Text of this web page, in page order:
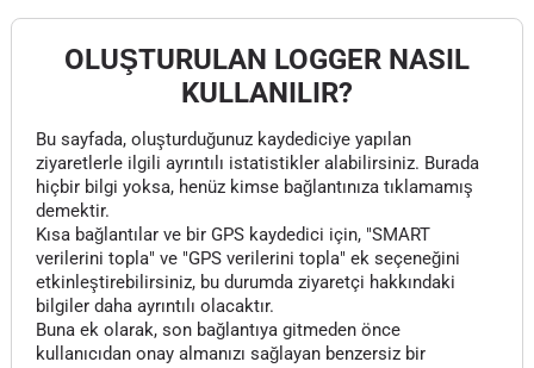
OLUŞTURULAN LOGGER NASIL
KULLANILIR?
Bu sayfada, oluşturduğunuz kaydediciye yapılan
ziyaretlerle ilgili ayrıntılı istatistikler alabilirsiniz. Burada
hiçbir bilgi yoksa, henüz kimse bağlantınıza tıklamamış
demektir.
Kısa bağlantılar ve bir GPS kaydedici için, "SMART
verilerini topla" ve "GPS verilerini topla" ek seçeneğini
etkinleştirebilirsiniz, bu durumda ziyaretçi hakkındaki
bilgiler daha ayrıntılı olacaktır.
Buna ek olarak, son bağlantıya gitmeden önce
kullanıcıdan onay almanızı sağlayan benzersiz bir